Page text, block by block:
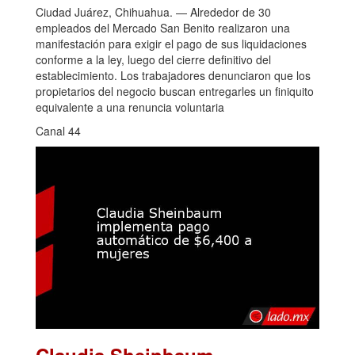
Ciudad Juárez, Chihuahua. — Alrededor de 30
empleados del Mercado San Benito realizaron una
manifestación para exigir el pago de sus liquidaciones
conforme a la ley, luego del cierre definitivo del
establecimiento. Los trabajadores denunciaron que los
propietarios del negocio buscan entregarles un finiquito
equivalente a una renuncia voluntaria
Canal 44